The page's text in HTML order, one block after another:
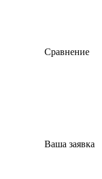
Сравнение
Ваша заявка